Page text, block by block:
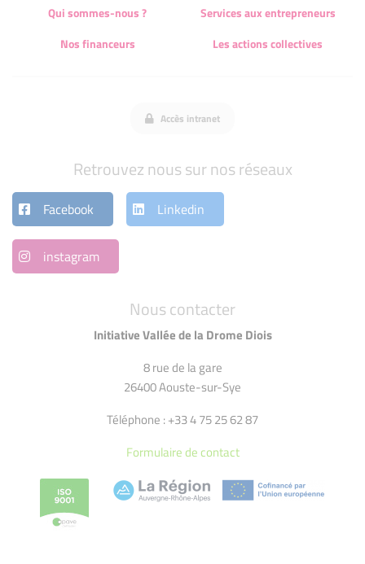
Nous contacter
Initiative Vallée de la Drome Diois
8 rue de la gare
26400 Aouste-sur-Sye
Téléphone : +33 4 75 25 62 87
Formulaire de contact
Qui sommes-nous ?
Services aux entrepreneurs
Nos financeurs
Les actions collectives
Accès intranet
Retrouvez nous sur nos réseaux
Facebook Linkedin
instagram